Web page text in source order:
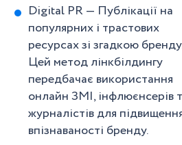
Digital PR — Публікації на
популярних і трастових
ресурсах зі згадкою бренду.
Цей метод лінкбілдингу
передбачає використання
онлайн ЗМІ, інфлюєнсерів
журналістів для
впізнаваності бренду.